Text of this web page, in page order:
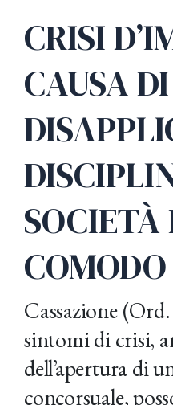
CRISI
CAUSA DI
SOCIETÀ
COMODO
Cassazione
sintomi di crisi,
dell’apertura di
concorsuale,